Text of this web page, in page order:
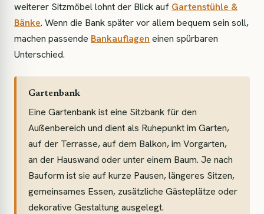
weiterer Sitzmöbel lohnt der Blick auf Gartenstühle &
Bänke. Wenn die Bank später vor allem bequem sein soll,
machen passende Bankauflagen einen spürbaren
Unterschied.
Gartenbank
Eine Gartenbank ist eine Sitzbank für den
Außenbereich und dient als Ruhepunkt im Garten,
auf der Terrasse, auf dem Balkon, im Vorgarten,
an der Hauswand oder unter einem Baum. Je nach
Bauform ist sie auf kurze Pausen, längeres Sitzen,
gemeinsames Essen, zusätzliche Gästeplätze oder
dekorative Gestaltung ausgelegt.